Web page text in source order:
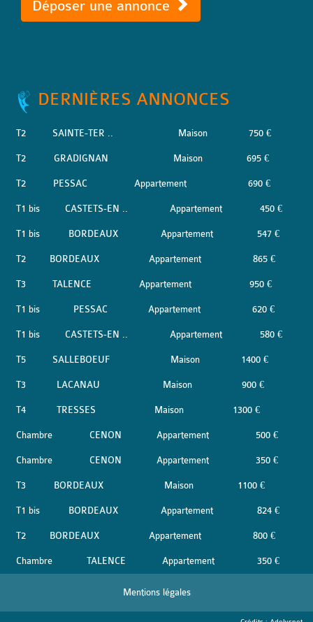
Déposer une annonce
DERNIÈRES ANNONCES
T2 SAINTE-TER .. Maison 750 €
T2 GRADIGNAN Maison 695 €
T2 PESSAC Appartement 690 €
T1 bis CASTETS-EN .. Appartement 450 €
T1 bis BORDEAUX Appartement 547 €
T2 BORDEAUX Appartement 865 €
T3 TALENCE Appartement 950 €
T1 bis PESSAC Appartement 620 €
T1 bis CASTETS-EN .. Appartement 580 €
T5 SALLEBOEUF Maison 1400 €
T3 LACANAU Maison 900 €
T4 TRESSES Maison 1300 €
Chambre CENON Appartement 500 €
Chambre CENON Appartement 350 €
T3 BORDEAUX Maison 1100 €
T1 bis BORDEAUX Appartement 824 €
T2 BORDEAUX Appartement 800 €
Chambre TALENCE Appartement 350 €
Mentions légales